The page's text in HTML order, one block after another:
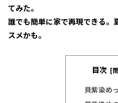
てみた。
誰でも簡単に家で再現できる。
スメかも。
目次
貝紫染め